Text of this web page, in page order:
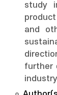
study
and
further